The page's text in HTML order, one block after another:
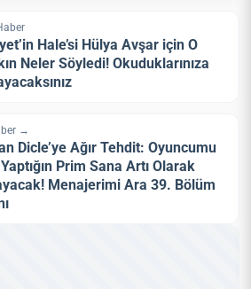
Hale’si Hülya Avşar için O
Neler Söyledi! Okuduklarınıza
→
Dicle’ye Ağır Tehdit: Oyuncumu
Prim Sana Artı Olarak
Menajerimi Ara 39. Bölüm